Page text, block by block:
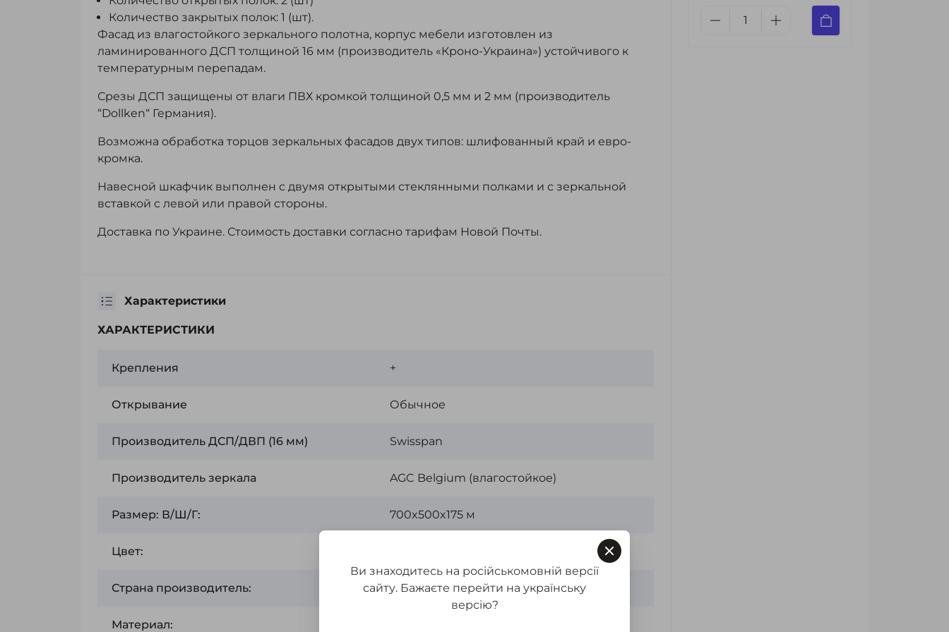
Количество закрытых полок: 1 (шт).
Фасад из влагостойкого зеркального полотна, корпус мебели изготовлен из
ламинированного ДСП толщиной 16 мм (производитель «Кроно-Украина») устойчивого к
температурным перепадам.
Срезы ДСП защищены от влаги ПВХ кромкой толщиной 0,5 мм и 2 мм (производитель
“Dollken“ Германия).
Возможна обработка торцов зеркальных фасадов двух типов: шлифованный край и евро-
кромка.
Навесной шкафчик выполнен с двумя открытыми стеклянными полками и с зеркальной
вставкой с левой или правой стороны.
Доставка по Украине. Стоимость доставки согласно тарифам Новой Почты.
Характеристики
ХАРАКТЕРИСТИКИ
Крепления +
Открывание Обычное
Производитель ДСП/ДВП (16 мм) Swisspan
Производитель зеркала AGC Belgium (влагостойкое)
Размер: В/Ш/Г: 700x500x175 м
Цвет:
Страна производитель: Украина
Материал:
Ви знаходитесь на російськомовній версії
сайту. Бажаєте перейти на українську
версію?